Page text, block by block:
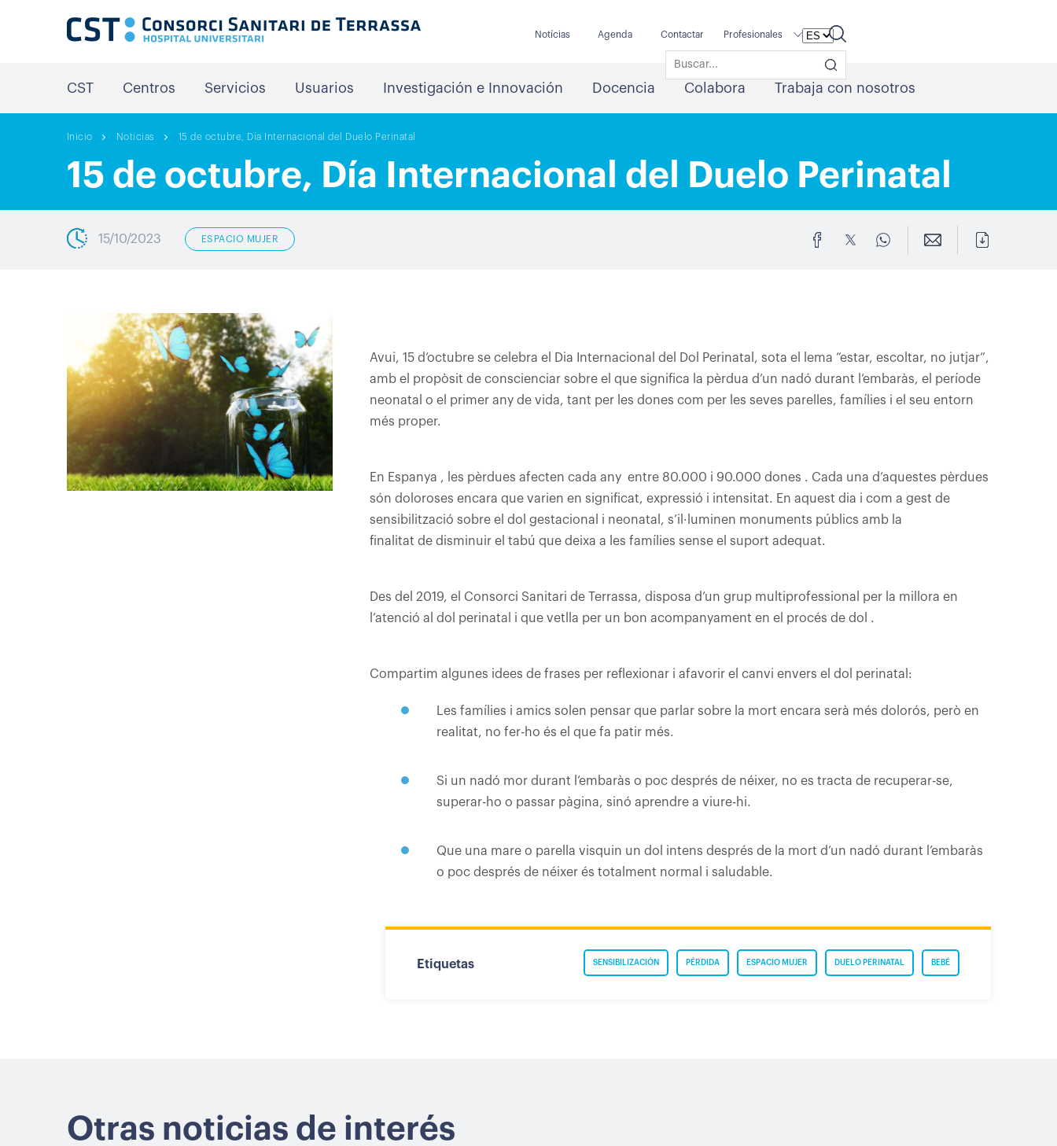
Notícias Agenda Contactar Profesionales
CST Centros Servicios Usuarios Investigación e Innovación Docencia Colabora Trabaja con nosotros
Inicio Noticias 15 de octubre, Día Internacional del Duelo Perinatal
15 de octubre, Día Internacional del Duelo Perinatal
15/10/2023 ESPACIO MUJER
Avui, 15 d’octubre se celebra el Dia Internacional del Dol Perinatal, sota el lema “estar, escoltar, no jutjar”,
amb el propòsit de conscienciar sobre el que significa la pèrdua d’un nadó durant l’embaràs, el període
neonatal o el primer any de vida, tant per les dones com per les seves parelles, famílies i el seu entorn
més proper.
En Espanya , les pèrdues afecten cada any entre 80.000 i 90.000 dones . Cada una d’aquestes pèrdues
són doloroses encara que varien en significat, expressió i intensitat. En aquest dia i com a gest de
sensibilització sobre el dol gestacional i neonatal, s’il·luminen monuments públics amb la
finalitat de disminuir el tabú que deixa a les famílies sense el suport adequat.
Des del 2019, el Consorci Sanitari de Terrassa, disposa d’un grup multiprofessional per la millora en
l’atenció al dol perinatal i que vetlla per un bon acompanyament en el procés de dol .
Compartim algunes idees de frases per reflexionar i afavorir el canvi envers el dol perinatal:
Les famílies i amics solen pensar que parlar sobre la mort encara serà més dolorós, però en
realitat, no fer-ho és el que fa patir més.
Si un nadó mor durant l’embaràs o poc després de néixer, no es tracta de recuperar-se,
superar-ho o passar pàgina, sinó aprendre a viure-hi.
Que una mare o parella visquin un dol intens després de la mort d’un nadó durant l’embaràs
o poc després de néixer és totalment normal i saludable.
Etiquetas BEBÉ
DUELO PERINATAL
ESPACIO MUJER
PÉRDIDA
SENSIBILIZACIÓN
Otras noticias de interés